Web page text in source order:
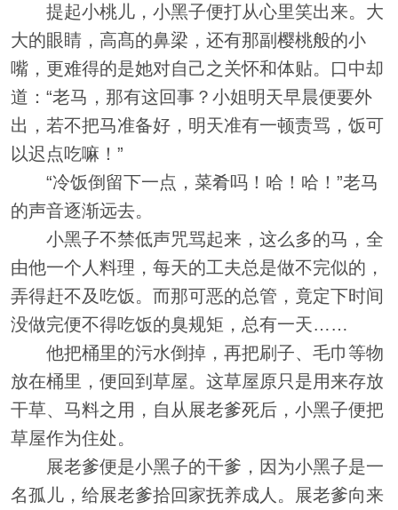
提起小桃儿，小黑子便打从心里笑出来。大
大的眼睛，高髙的鼻梁，还有那副樱桃般的小
嘴，更难得的是她对自己之关怀和体贴。口中却
道：“老马，那有这回事？小姐明天早晨便要外
出，若不把马准备好，明天准有一顿责骂，饭可
以迟点吃嘛！”
“冷饭倒留下一点，菜肴吗！哈！哈！”老马
的声音逐渐远去。
小黑子不禁低声咒骂起来，这么多的马，全
由他一个人料理，每天的工夫总是做不完似的，
弄得赶不及吃饭。而那可恶的总管，竟定下时间
没做完便不得吃饭的臭规矩，总有一天……
他把桶里的污水倒掉，再把刷子、毛巾等物
放在桶里，便回到草屋。这草屋原只是用来存放
干草、马料之用，自从展老爹死后，小黑子便把
草屋作为住处。
展老爹便是小黑子的干爹，因为小黑子是一
名孤儿，给展老爹拾回家抚养成人。展老爹向来